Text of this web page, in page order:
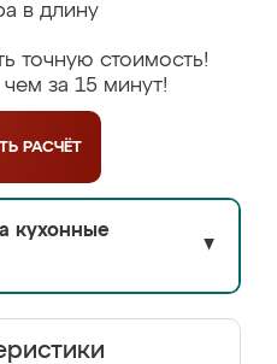
в длину
точную стоимость!
за 15 минут!
РАСЧЁТ
кухонные
▼